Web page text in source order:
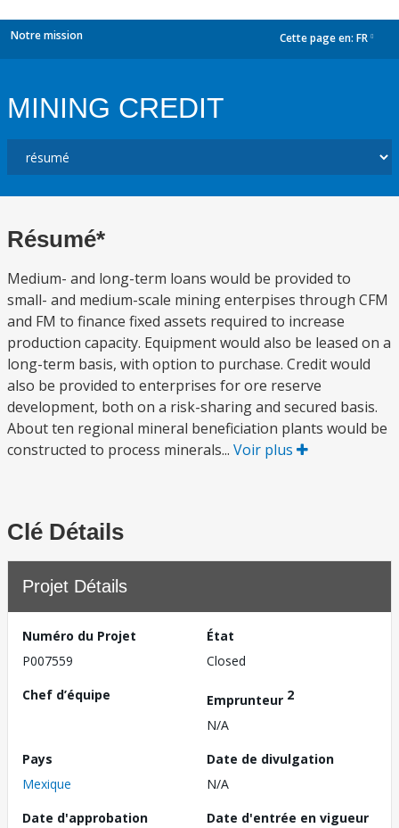
Notre mission Cette page en: FR
MINING CREDIT
Résumé*
Medium- and long-term loans would be provided to
small- and medium-scale mining enterpises through CFM
and FM to finance fixed assets required to increase
production capacity. Equipment would also be leased on a
long-term basis, with option to purchase. Credit would
also be provided to enterprises for ore reserve
development, both on a risk-sharing and secured basis.
About ten regional mineral beneficiation plants would be
constructed to process minerals... Voir plus
Clé Détails
Projet Détails
Numéro du Projet
P007559
État
Closed
Chef d’équipe
Emprunteur 2
N/A
Pays
Mexique
Date de divulgation
N/A
Date d'approbation
Date d'entrée en vigueur